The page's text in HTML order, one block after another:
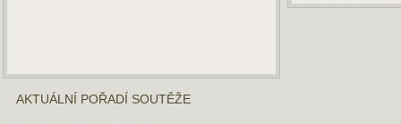
AKTUÁLNÍ POŘADÍ SOUTĚŽE